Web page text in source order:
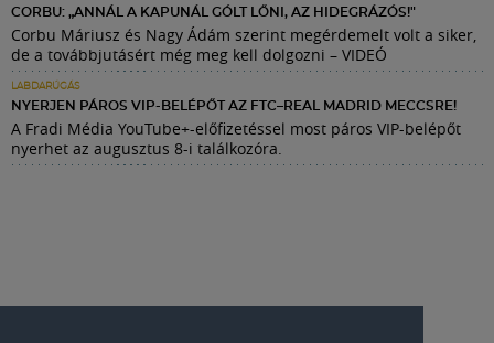
CORBU: „ANNÁL A KAPUNÁL GÓLT LŐNI, AZ HIDEGRÁZÓS!"
Corbu Máriusz és Nagy Ádám szerint megérdemelt volt a siker,
de a továbbjutásért még meg kell dolgozni – VIDEÓ
LABDARÚGÁS
NYERJEN PÁROS VIP-BELÉPŐT AZ FTC–REAL MADRID MECCSRE!
A Fradi Média YouTube+-előfizetéssel most páros VIP-belépőt
nyerhet az augusztus 8-i találkozóra.